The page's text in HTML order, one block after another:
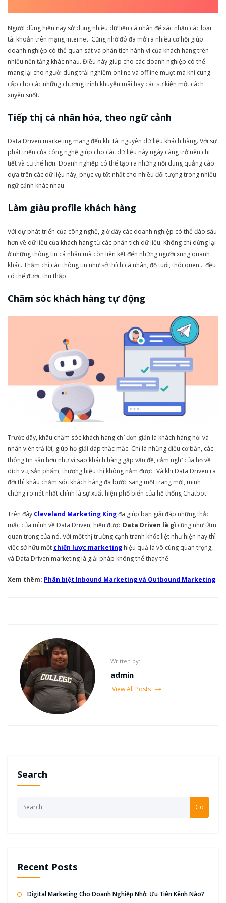
Người dùng hiện nay sử dụng nhiều dữ liệu cá nhân để xác nhận các loại
tài khoản trên mạng internet. Cũng nhờ đó đã mở ra nhiều cơ hội giúp
doanh nghiệp có thể quan sát và phân tích hành vi của khách hàng trên
nhiều nền tảng khác nhau. Điều này giúp cho các doanh nghiệp có thể
mang lại cho người dùng trải nghiệm online và offline mượt mà khi cung
cấp cho các những chương trình khuyến mãi hay các sự kiện một cách
xuyên suốt.
Tiếp thị cá nhân hóa, theo ngữ cảnh
Data Driven marketing mang đến khi tài nguyên dữ liệu khách hàng. Với sự
phát triển của công nghệ giúp cho các dữ liệu này ngày càng trở nên chi
tiết và cụ thể hơn. Doanh nghiệp có thể tạo ra những nội dung quảng cáo
dựa trên các dữ liệu này, phục vụ tốt nhất cho nhiều đối tượng trong nhiều
ngữ cảnh khác nhau.
Làm giàu profile khách hàng
Với dự phát triển của công nghệ, giờ đây các doanh nghiệp có thể đào sâu
hơn về dữ liệu của khách hàng từ các phân tích dữ liệu. Không chỉ dừng lại
ở những thông tin cá nhân mà còn liên kết đến những người xung quanh
khác. Thậm chí các thông tin như sở thích cá nhân, độ tuổi, thói quen… đều
có thể được thu thập.
Chăm sóc khách hàng tự động
Trước đây, khâu chăm sóc khách hàng chỉ đơn giản là khách hàng hỏi và
nhân viên trả lời, giúp họ giải đáp thắc mắc. Chỉ là những điều cơ bản, các
thông tin sâu hơn như vì sao khách hàng gặp vấn đề, cảm nghĩ của họ về
dịch vụ, sản phẩm, thương hiệu thì không nắm được. Và khi Data Driven ra
đời thì khâu chăm sóc khách hàng đã bước sang một trang mới, minh
chứng rõ nét nhất chính là sự xuất hiện phổ biến của hệ thống Chatbot.
Trên đây Cleveland Marketing Kingđã giúp bạn giải đáp những thắc
mắc của mình về Data Driven, hiểu được Data Driven là gì cũng như tầm
quan trọng của nó. Với một thị trường cạnh tranh khốc liệt như hiện nay thì
việc sở hữu một chiến lược marketing hiệu quả là vô cùng quan trọng,
và Data Driven marketing là giải pháp không thể thay thế.
Xem thêm: Phân biệt Inbound Marketing và Outbound Marketing
Written by:
admin
View All Posts
Search
Go
Recent Posts
Digital Marketing Cho Doanh Nghiệp Nhỏ: Ưu Tiên Kênh Nào?